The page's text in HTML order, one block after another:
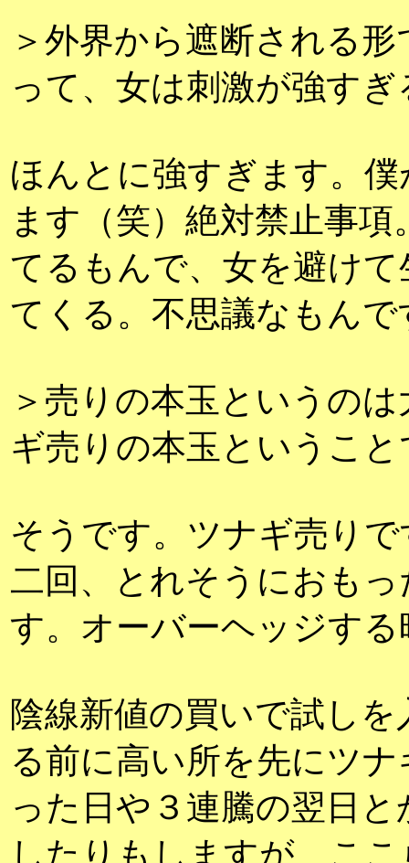
＞外界から遮断される
って、女は刺激が強す
ほんとに強すぎます。
ます（笑）絶対禁止事
てるもんで、女を避け
てくる。不思議なもんで
＞売りの本玉というの
ギ売りの本玉というこ
そうです。ツナギ売り
二回、とれそうにおも
す。オーバーヘッジす
陰線新値の買いで試し
る前に高い所を先にツ
った日や３連騰の翌日
したりもしますが、こ